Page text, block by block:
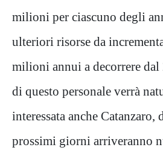
milioni per ciascuno degli
ulteriori risorse da
milioni annui a decorrere
di questo personale verrà
interessata anche Catanzaro,
prossimi giorni arriveranno